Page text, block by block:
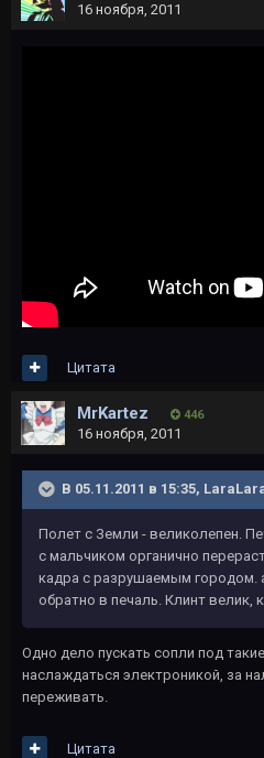
16 ноября, 2011
Цитата
MrKartez 446
16 ноября, 2011
В 05.11.2011 в 15:35,
Полет с Земли - великолепен.
с мальчиком органично
кадра с разрушаемым городом.
обратно в печаль. Клинт велик,
Одно дело пускать сопли под
наслаждаться электроникой, за
переживать.
Цитата